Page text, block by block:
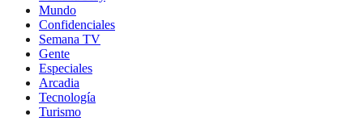
Mundo
Confidenciales
Semana TV
Gente
Especiales
Arcadia
Tecnología
Turismo